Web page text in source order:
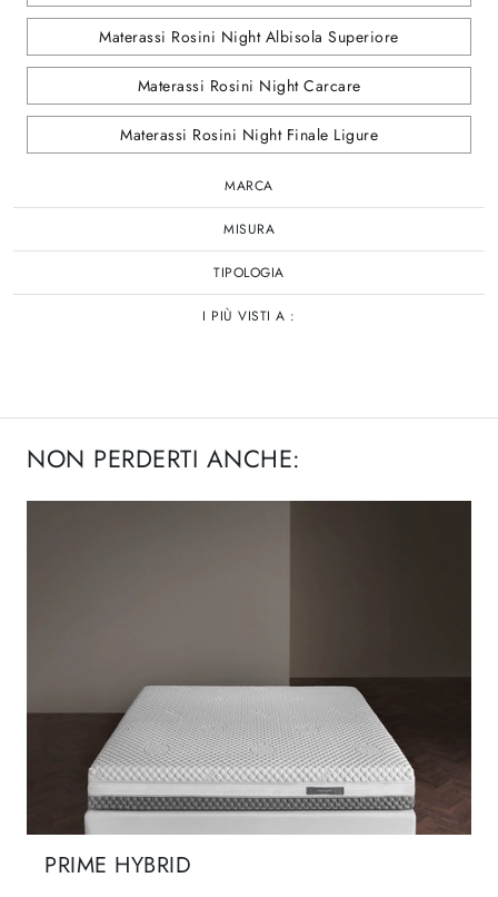
Materassi Rosini Night Albisola Superiore
Materassi Rosini Night Carcare
Materassi Rosini Night Finale Ligure
MARCA
MISURA
TIPOLOGIA
I PIÙ VISTI A :
NON PERDERTI ANCHE:
PRIME HYBRID